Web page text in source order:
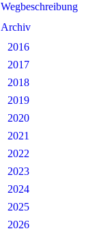
Wegbeschreibung
Archiv
2016
2017
2018
2019
2020
2021
2022
2023
2024
2025
2026